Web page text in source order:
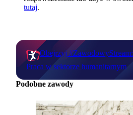
tutaj.
Obejrzyj #ZawodowyStream:
Praca w sektorze humanitarnym
Podobne zawody